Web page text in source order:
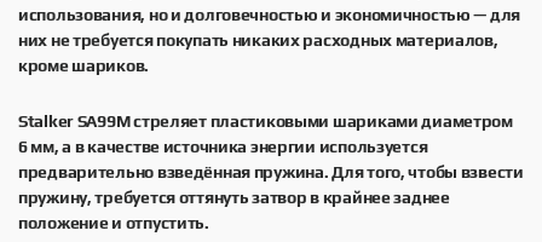
использования, но и долговечностью и экономичностью — для
них не требуется покупать никаких расходных материалов,
кроме шариков.
Stalker SA99M стреляет пластиковыми шариками диаметром
6 мм, а в качестве источника энергии используется
предварительно взведённая пружина. Для того, чтобы взвести
пружину, требуется оттянуть затвор в крайнее заднее
положение и отпустить.